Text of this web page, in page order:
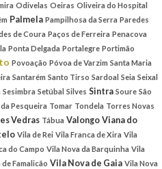
Odivelas Oeiras Oliveira do Hospital
Palmela Pampilhosa da Serra Paredes
de Coura Paços de Ferreira Penacova
Ponta Delgada Portalegre Portimão
Povoação Póvoa de Varzim Santa Maria
Santarém Santo Tirso Sardoal Seia Seixal
Sesimbra Setúbal Silves Sintra Soure São
da Pesqueira Tomar Tondela Torres Novas
Vedras Tábua Valongo Viana do
Vila de Rei Vila Franca de Xira Vila
do Campo Vila Nova da Barquinha Vila
de Famalicão Vila Nova de Gaia Vila Nova